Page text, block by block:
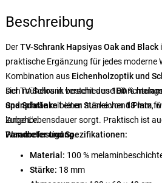
Beschreibung
DerTV-Schrank Hapsiyas Oak and Black
praktische Ergänzung für jedes moderne
Kombination aus Eichenholzoptik und
sich mühelos in verschiedene
und Schränkebieten ausreichend Platz
Zubehör.
Der TV-Schrank besteht aus100 %
Spanplattemit einer Stärke von18 mm,
lange Lebensdauer sorgt. Praktisch ist
Wandbefestigung.
Parameter und Spezifikationen:
Material: 100 %
Stärke: 18 mm
Abmessungen: 180 × 60 × 40 cm